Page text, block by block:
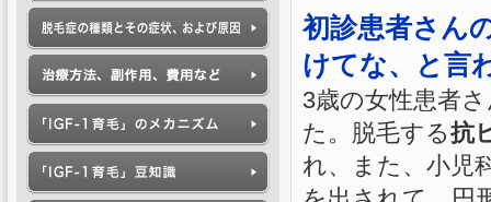
初診患者さん
けてな、と言
3歳の女性患者
た。脱毛する抗
れ、また、小児